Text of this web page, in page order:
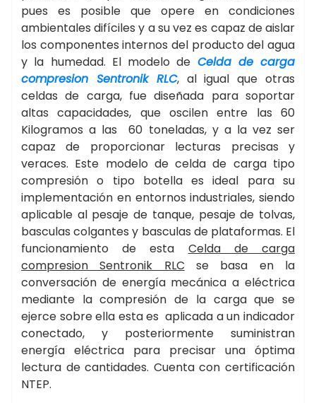
pues es posible que opere en condiciones
ambientales difíciles y a su vez es capaz de aislar
los componentes internos del producto del agua
y la humedad. El modelo de Celda de carga
compresion Sentronik RLC, al igual que otras
celdas de carga, fue diseñada para soportar
altas capacidades, que oscilen entre las 60
Kilogramos a las 60 toneladas, y a la vez ser
capaz de proporcionar lecturas precisas y
veraces. Este modelo de celda de carga tipo
compresión o tipo botella es ideal para su
implementación en entornos industriales, siendo
aplicable al pesaje de tanque, pesaje de tolvas,
basculas colgantes y basculas de plataformas. El
funcionamiento de esta Celda de carga
compresion Sentronik RLC se basa en la
conversación de energía mecánica a eléctrica
mediante la compresión de la carga que se
ejerce sobre ella esta es aplicada a un indicador
conectado, y posteriormente suministran
energía eléctrica para precisar una óptima
lectura de cantidades. Cuenta con certificación
NTEP.